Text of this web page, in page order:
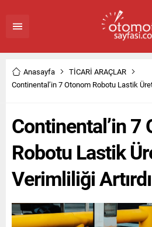
Anasayfa
TİCARİ ARAÇLAR
Continental’in 7 Otonom Robotu Lastik
Continental’in 7
Robotu Lastik
Verimliliği Artırdı